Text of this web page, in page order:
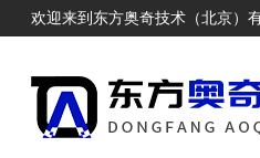
欢迎来到东方奥奇技术（北京）